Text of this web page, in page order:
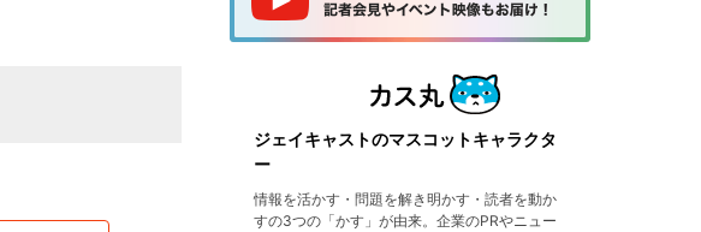
ジェイキャストのマスコットキャラクタ
ー
情報を活かす・問題を解き明かす・読者を動か
すの3つの「かす」が由来。企業のPRやニュー